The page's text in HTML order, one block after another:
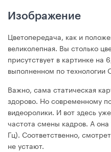
Изображение
Цветопередача, как и
великолепная. Вы столько
присутствует в картинке на
выполненном по технологии
Важно, сама статическая
здорово. Но современному
видеоролики. И вот здесь
частота смены кадров. А
Гц). Соответственно,
не устают.